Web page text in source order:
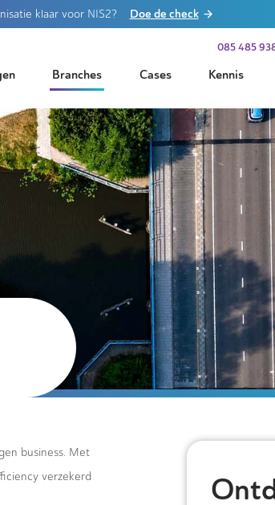
klaar voor NIS2? Doe de check
085 485
Branches Cases Kennis
business. Met
verzekerd